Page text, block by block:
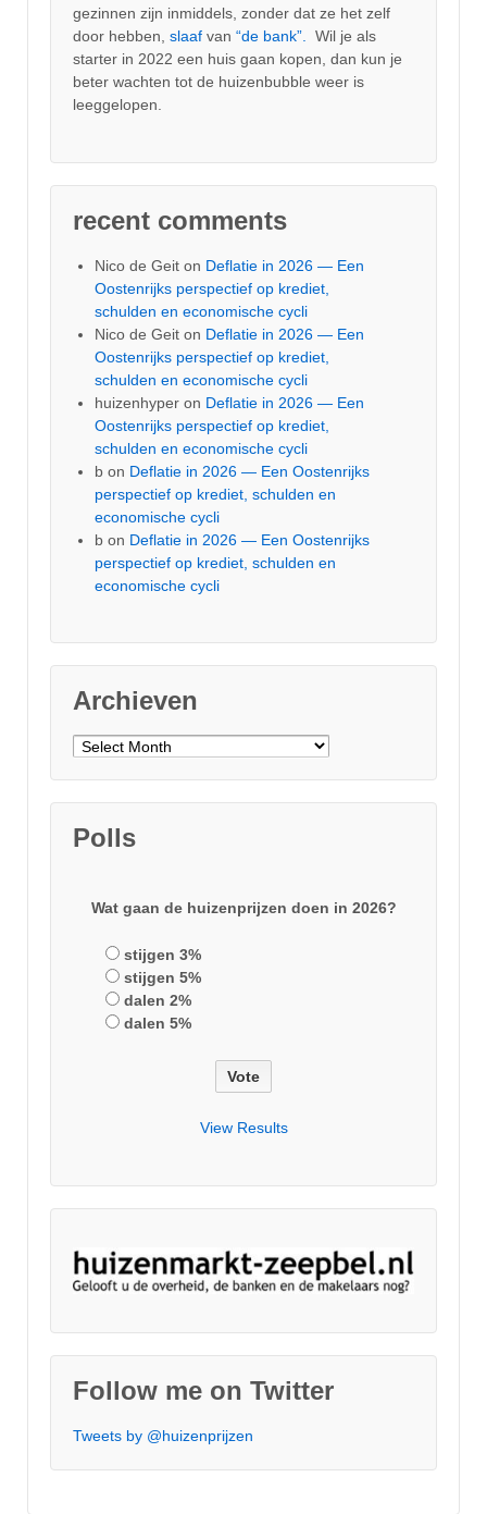
gezinnen zijn inmiddels, zonder dat ze het zelf
door hebben, slaaf van “de bank”.
Wil je als
starter in 2022 een huis gaan kopen, dan kun je
beter wachten tot de huizenbubble weer is
leeggelopen.
recent comments
Nico de Geit on Deflatie in 2026 — Een
Oostenrijks perspectief op krediet,
schulden en economische cycli
Nico de Geit on Deflatie in 2026 — Een
Oostenrijks perspectief op krediet,
schulden en economische cycli
huizenhyper on Deflatie in 2026 — Een
Oostenrijks perspectief op krediet,
schulden en economische cycli
b on Deflatie in 2026 — Een Oostenrijks
perspectief op krediet, schulden en
economische cycli
b on Deflatie in 2026 — Een Oostenrijks
perspectief op krediet, schulden en
economische cycli
Archieven
Archieven
Polls
Wat gaan de huizenprijzen doen in 2026?
stijgen 3%
stijgen 5%
dalen 2%
dalen 5%
View Results
Follow me on Twitter
Tweets by @huizenprijzen